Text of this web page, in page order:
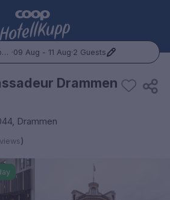
Scandic Ambassadeur Drammen ·09 Aug - 11 Aug·2 Guests
Drammen
Drammen
)